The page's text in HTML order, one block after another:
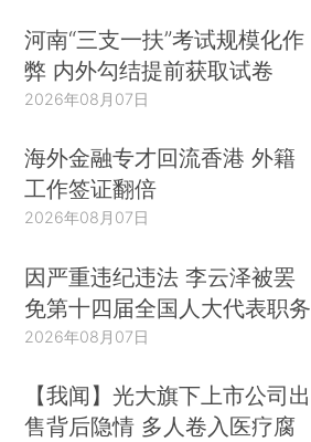
河南“三支一扶”考试规模化作
弊 内外勾结提前获取试卷
2026年08月07日
海外金融专才回流香港 外籍
工作签证翻倍
2026年08月07日
因严重违纪违法 李云泽被罢
免第十四届全国人大代表职务
2026年08月07日
【我闻】光大旗下上市公司出
售背后隐情 多人卷入医疗腐